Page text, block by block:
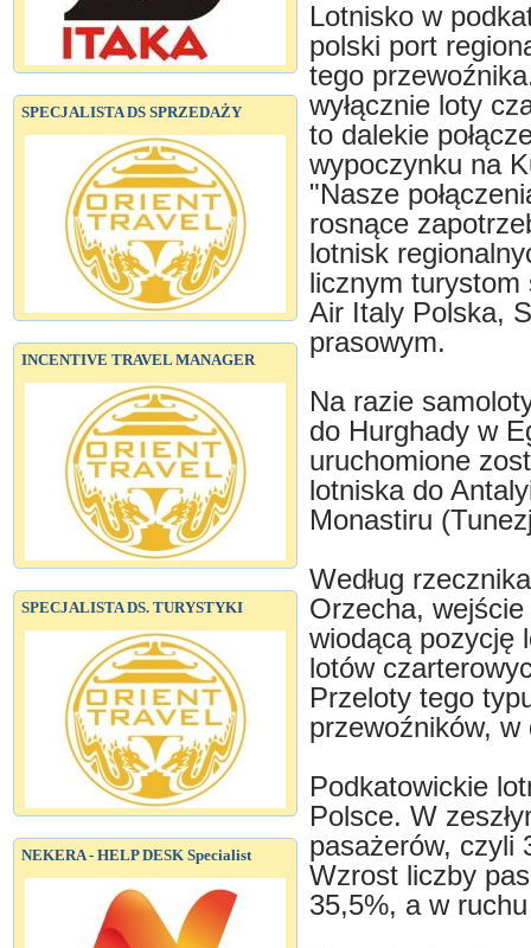
SPECJALISTA DS SPRZEDAŻY
INCENTIVE TRAVEL MANAGER
SPECJALISTA DS. TURYSTYKI
NEKERA - HELP DESK Specialist
Lotnisko w
polski port
tego
wyłącznie loty
to dalekie
wypoczynku na
"Nasze
rosnące
lotnisk
licznym turystom
Air Italy Polska,
prasowym.
Na razie
do Hurghady w
uruchomione
lotniska do
Monastiru
Według
Orzecha,
wiodącą pozycję
lotów
Przeloty tego
przewoźników,
Podkatowickie
Polsce. W
pasażerów, czyli
Wzrost liczby
35,5%, a w